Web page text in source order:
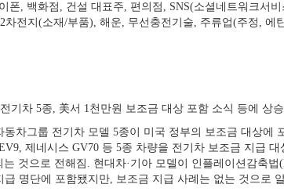
폰, 백화점, 건설 대표주, 편의점, SNS(소셜네트워크서
전지(소재/부품), 해운, 무선충전기술, 주류업(주정, 에
기차 5종, 美서 1천만원 보조금 대상 포함 소식 등에 상
차그룹 전기차 모델 5종이 미국 정부의 보조금 대상에
제네시스 GV70 등 5종 차량을 전기차 보조금 지급
것으로 전해짐. 현대차·기아 모델이 인플레이션감축
명단에 포함됐지만, 보조금 지급 사례는 없는 것으로